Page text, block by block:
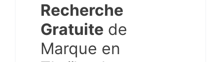
Recherche
Gratuite de
Marque en